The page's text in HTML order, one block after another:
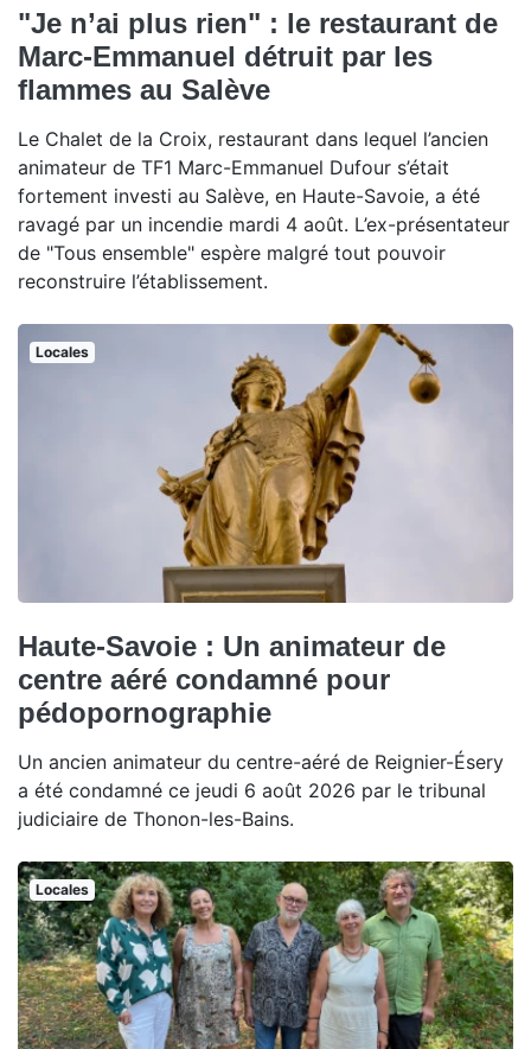
"Je n’ai plus rien" : le restaurant de
Marc-Emmanuel détruit par les
flammes au Salève
Le Chalet de la Croix, restaurant dans lequel l’ancien
animateur de TF1 Marc-Emmanuel Dufour s’était
fortement investi au Salève, en Haute-Savoie, a été
ravagé par un incendie mardi 4 août. L’ex-présentateur
de "Tous ensemble" espère malgré tout pouvoir
reconstruire l’établissement.
Locales
Haute-Savoie : Un animateur de
centre aéré condamné pour
pédopornographie
Un ancien animateur du centre-aéré de Reignier-Ésery
a été condamné ce jeudi 6 août 2026 par le tribunal
judiciaire de Thonon-les-Bains.
Locales